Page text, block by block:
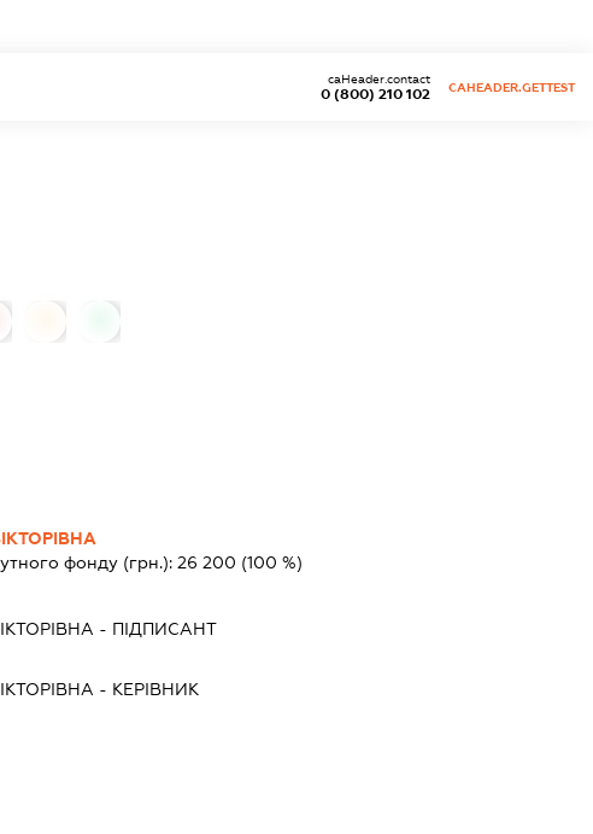
0 (800) 210 102
caHeader.contact
CAHEADER.GETTEST
фонду (грн.):26 200 (100 %)
- ПІДПИСАНТ
- КЕРІВНИК